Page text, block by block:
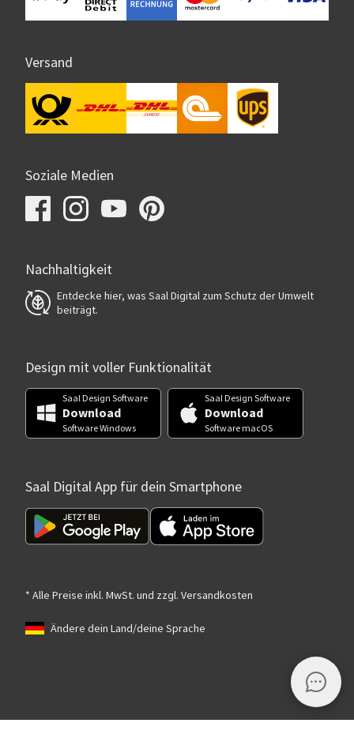
Versand
Soziale Medien
Nachhaltigkeit
Entdecke hier, was Saal Digital zum Schutz der Umwelt
beiträgt.
Design mit voller Funktionalität
Saal Design Software
Download
Software Windows
Saal Design Software
Download
Software macOS
Saal Digital App für dein Smartphone
* Alle Preise inkl. MwSt. und zzgl. Versandkosten
Ändere dein Land/deine Sprache